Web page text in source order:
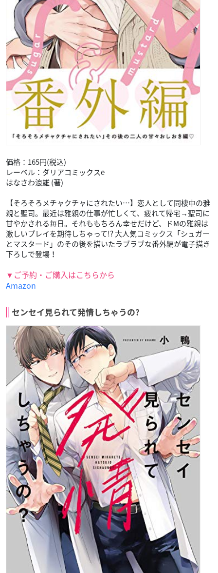
価格：165円(税込)
レーベル：ダリアコミックスe
はなさわ浪雄 (著)
【そろそろメチャクチャにされたい…】恋人として同棲中の雅
親と聖司。最近は雅親の仕事が忙しくて、疲れて帰宅→聖司に
甘やかされる毎日。それももちろん幸せだけど、ドMの雅親は
激しいプレイを期待しちゃって!? 大人気コミックス「シュガー
とマスタード」のその後を描いたラブラブな番外編が電子描き
下ろしで登場！
▼ご予約・ご購入はこちらから
Amazon
センセイ見られて発情しちゃうの?